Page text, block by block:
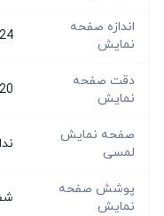
اندازه صفحه
نمایش
24 اینج
دقت صفحه
نمایش
صفحه نمایش
لمسی
پوشش صفحه
نمایش